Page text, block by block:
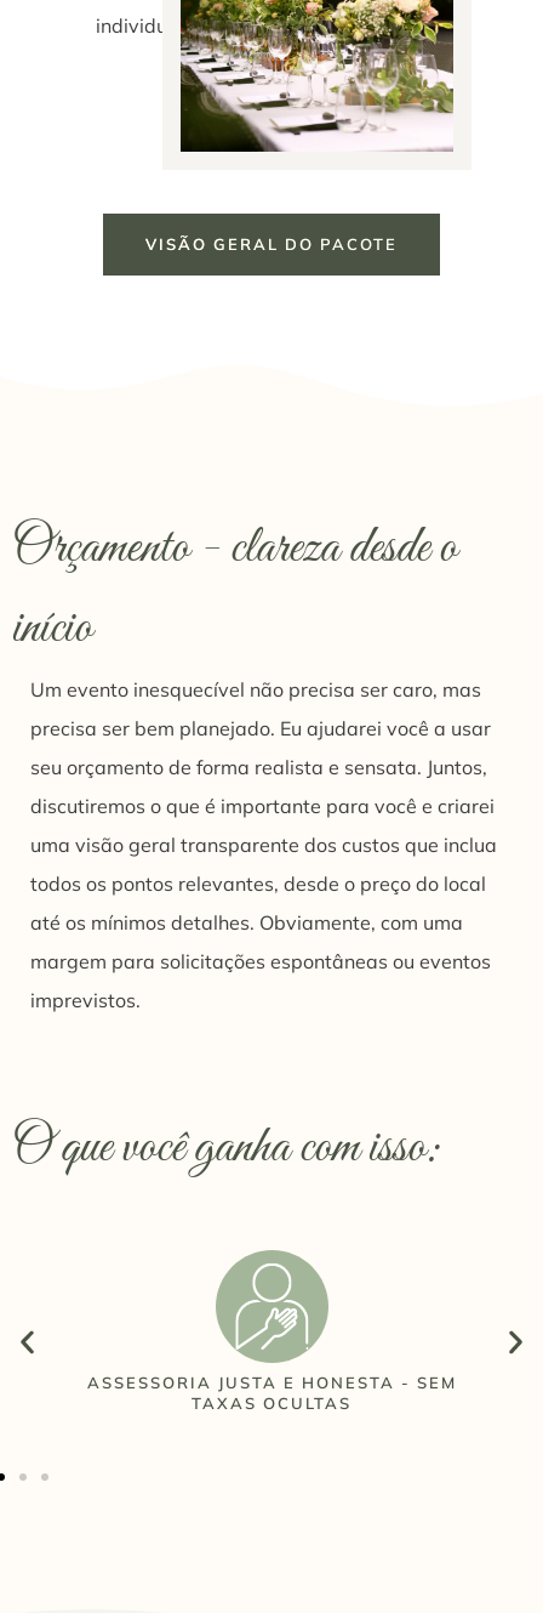
individual.
VISÃO GERAL DO PACOTE
Orçamento - clareza desde o
início
Um evento inesquecível não precisa ser caro, mas
precisa ser bem planejado. Eu ajudarei você a usar
seu orçamento de forma realista e sensata. Juntos,
discutiremos o que é importante para você e criarei
uma visão geral transparente dos custos que inclua
todos os pontos relevantes, desde o preço do local
até os mínimos detalhes. Obviamente, com uma
margem para solicitações espontâneas ou eventos
imprevistos.
O que você ganha com isso:
ASSESSORIA JUSTA E HONESTA - SEM
TAXAS OCULTAS